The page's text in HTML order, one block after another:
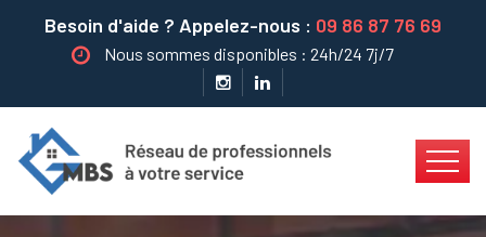
Besoin d'aide ? Appelez-nous : 09 86 87 76 69
Nous sommes disponibles : 24h/24 7j/7